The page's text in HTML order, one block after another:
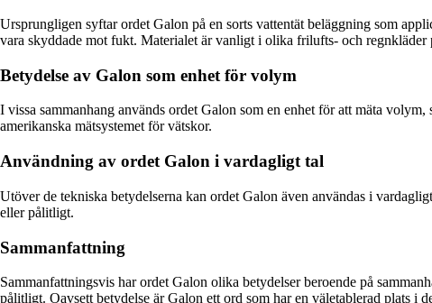
Ursprungligen syftar ordet Galon på en sorts vattentät beläggning som
vara skyddade mot fukt. Materialet är vanligt i olika frilufts- och regnkläder
Betydelse av Galon som enhet för volym
I vissa sammanhang används ordet Galon som en enhet för att mäta
amerikanska mätsystemet för vätskor.
Användning av ordet Galon i vardagligt tal
Utöver de tekniska betydelserna kan ordet Galon även användas i
eller pålitligt.
Sammanfattning
Sammanfattningsvis har ordet Galon olika betydelser beroende på
pålitligt. Oavsett betydelse är Galon ett ord som har en väletablerad plats i